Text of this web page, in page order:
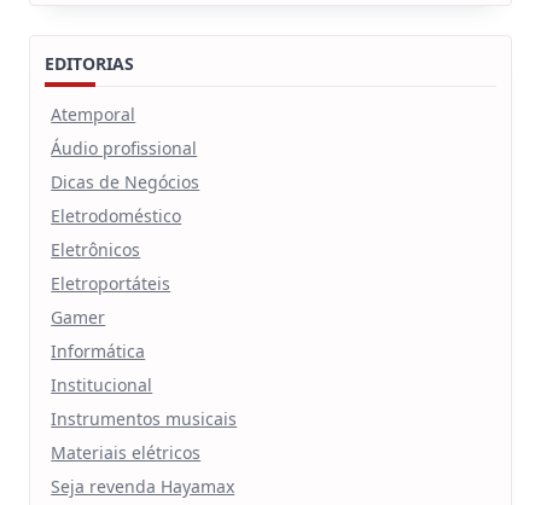
EDITORIAS
Atemporal
Áudio profissional
Dicas de Negócios
Eletrodoméstico
Eletrônicos
Eletroportáteis
Gamer
Informática
Institucional
Instrumentos musicais
Materiais elétricos
Seja revenda Hayamax